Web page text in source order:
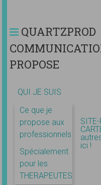
QUARTZPROD
PROPOSE
QUI JE SUIS
Ce que je
propose aux
professionnels
Spécialement
pour les
THERAPEUTES
ici !